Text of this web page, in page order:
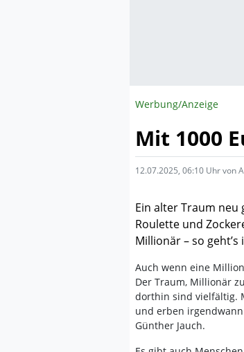
Werbung/Anzeige
Mit 1000
12.07.2025, 06:10 Uhr von
Ein alter Traum neu
Roulette und
Millionär – so
Auch wenn eine
Der Traum, Millionär
dorthin sind vielfältig.
und erben
Günther Jauch.